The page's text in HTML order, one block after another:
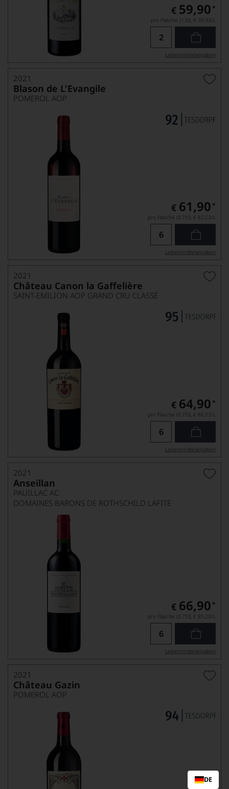
€ 59,90 *
pro Flasche (1.5l), € 39,93/L
Lebensmittel­angaben
2021
Blason de L'Evangile
POMEROL AOP
€ 61,90 *
pro Flasche (0.75l), € 82,53/L
Lebensmittel­angaben
2021
Château Canon la Gaffelière
SAINT-EMILION AOP GRAND CRU CLASSÉ
€ 64,90 *
pro Flasche (0.75l), € 86,53/L
Lebensmittel­angaben
2021
Anseillan
PAUILLAC AC
DOMAINES BARONS DE ROTHSCHILD LAFITE
€ 66,90 *
pro Flasche (0.75l), € 89,20/L
Lebensmittel­angaben
2021
Château Gazin
POMEROL AOP
DE